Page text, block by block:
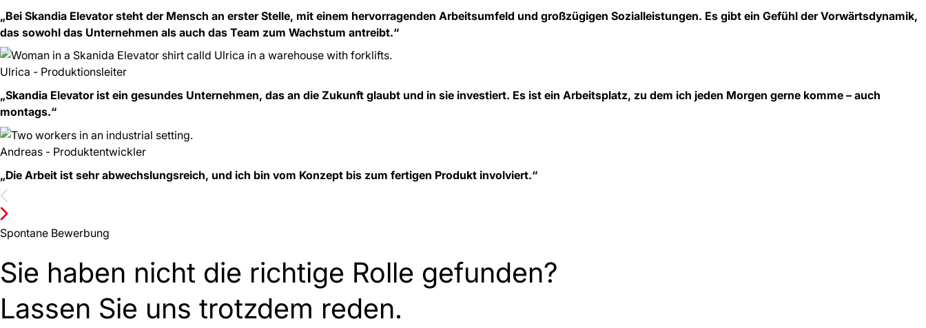
„Bei Skandia Elevator steht der Mensch an erster Stelle, mit einem hervorragenden Arbeitsumfeld und großzügigen Sozialleistungen. Es gibt ein Gefühl der Vorwärtsdynamik,
das sowohl das Unternehmen als auch das Team zum Wachstum antreibt.“
Ulrica - Produktionsleiter
„Skandia Elevator ist ein gesundes Unternehmen, das an die Zukunft glaubt und in sie investiert. Es ist ein Arbeitsplatz, zu dem ich jeden Morgen gerne komme – auch
montags.“
Andreas - Produktentwickler
„Die Arbeit ist sehr abwechslungsreich, und ich bin vom Konzept bis zum fertigen Produkt involviert.“
Spontane Bewerbung
Sie haben nicht die richtige Rolle gefunden?
Lassen Sie uns trotzdem reden.